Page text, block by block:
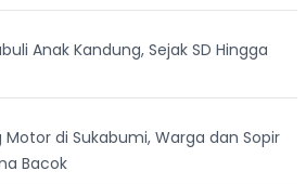
Anak Kandung, Sejak SD Hingga
di Sukabumi, Warga dan Sopir
Bacok